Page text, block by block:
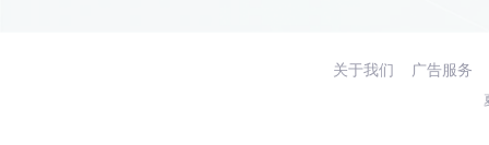
关于我们 广告服务